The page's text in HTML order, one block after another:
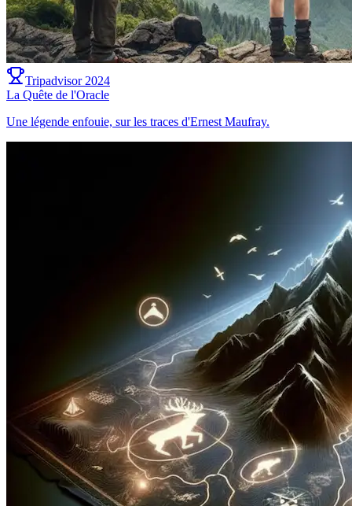
Tripadvisor 2024
La Quête de l'Oracle
Une légende enfouie, sur les traces d'Ernest Maufray.